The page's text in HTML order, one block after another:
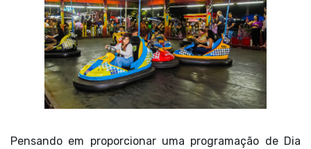
Pensando em proporcionar uma programação de Dia